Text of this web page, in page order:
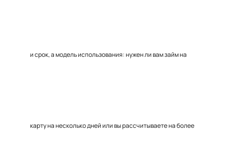
и срок, а модель использования: нужен ли вам займ на
карту на несколько дней или вы рассчитываете на более